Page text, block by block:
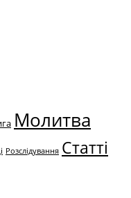
Молитва
Розслідування Статті